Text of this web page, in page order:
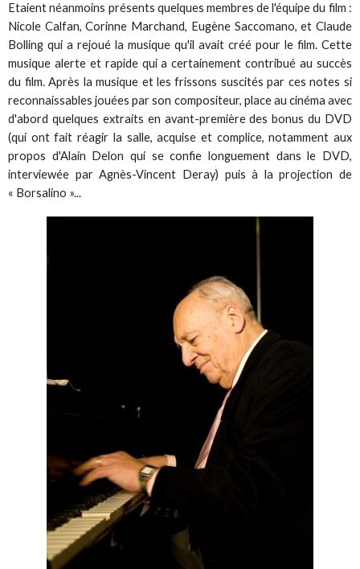
Etaient néanmoins présents quelques membres de l'équipe du film :
Nicole Calfan, Corinne Marchand, Eugène Saccomano, et Claude
Bolling qui a rejoué la musique qu'il avait créé pour le film. Cette
musique alerte et rapide qui a certainement contribué au succès
du film. Après la musique et les frissons suscités par ces notes si
reconnaissables jouées par son compositeur, place au cinéma avec
d'abord quelques extraits en avant-première des bonus du DVD
(qui ont fait réagir la salle, acquise et complice, notamment aux
propos d'Alain Delon qui se confie longuement dans le DVD,
interviewée par Agnès-Vincent Deray) puis à la projection de
« Borsalino »...